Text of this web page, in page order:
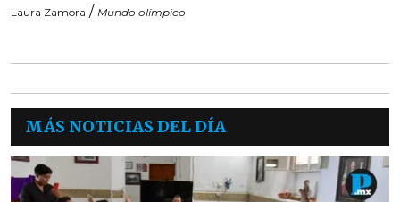
Laura Zamora / Mundo olímpico
MÁS NOTICIAS DEL DÍA